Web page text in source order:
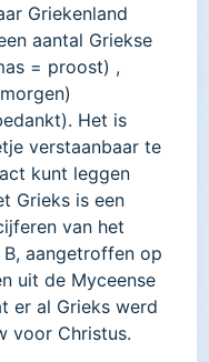
Griekenland
aantal Griekse
= proost) ,
Het is
verstaanbaar te
kunt leggen
Grieks is een
van het
aangetroffen op
uit de Myceense
er al Grieks werd
voor Christus.